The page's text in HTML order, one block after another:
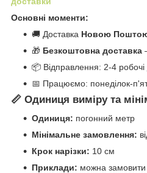
Основні моменти:
🚚 Доставка Новою
🎁 Безкоштовна доставка
📦 Відправлення: 2-4 робочі
📅 Працюємо: понеділок-
📏 Одиниця виміру та
Одиниця: погонний метр
Мінімальне замовлення:
Крок нарізки: 10 см
Приклади: можна